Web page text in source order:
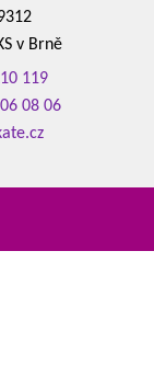
v Brně
119
08 06